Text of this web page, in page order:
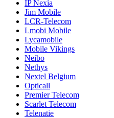
IP Nexia
Jim Mobile
LCR-Telecom
Lmobi Mobile
Lycamobile
Mobile Vikings
Neibo
Nethys
Nextel Belgium
Opticall
Premier Telecom
Scarlet Telecom
Telenatie